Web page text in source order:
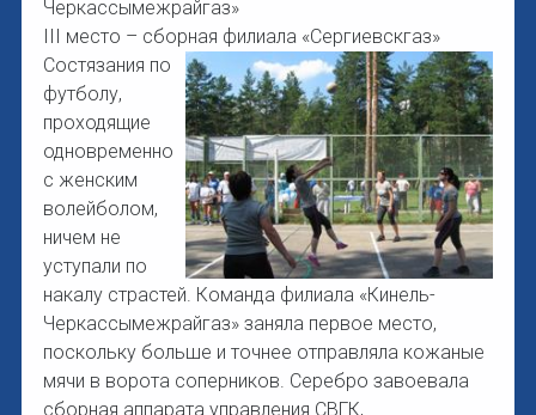
Черкассымежрайгаз»
III место – сборная филиала «Сергиевскгаз»
Состязания по
футболу,
проходящие
одновременно
с женским
волейболом,
ничем не
уступали по
накалу страстей. Команда филиала «Кинель-
Черкассымежрайгаз» заняла первое место,
поскольку больше и точнее отправляла кожаные
мячи в ворота соперников. Серебро завоевала
сборная аппарата управления СВГК,